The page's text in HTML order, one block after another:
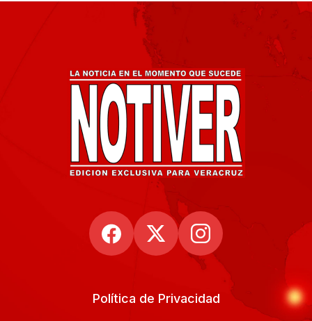
Política de Privacidad